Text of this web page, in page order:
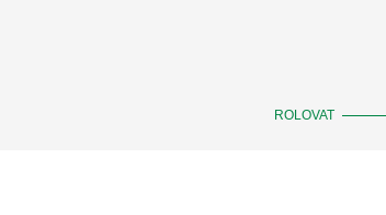
ROLOVAT